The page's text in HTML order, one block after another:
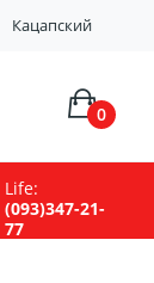
Кацапский
0
Life:
(093)347-21-
77